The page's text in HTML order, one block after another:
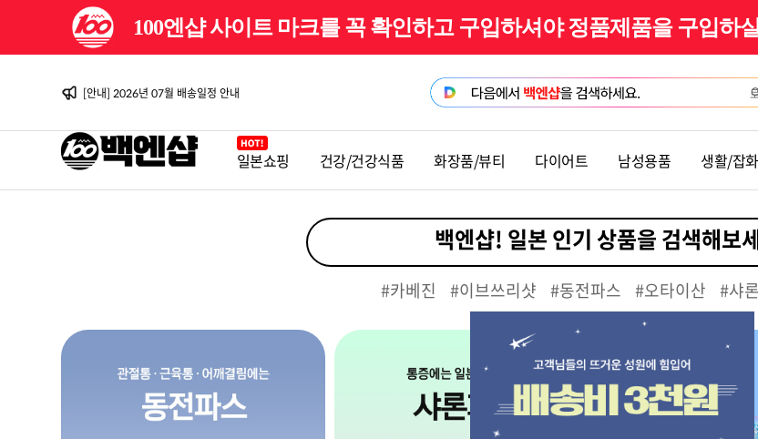
100엔샵 사이트 마크를 꼭 확인하고 구입하셔야 정품제품을 구입하
[이벤트] 백엔샵 10주년 감사제
[안내] 2026년 08월 배송일정 안내
[안내] 2026년 07월 배송일정 안내
[이벤트] 백엔샵 10주년 감사제
[안내] 2026년 08월 배송일정 안내
[이벤트] 백엔샵 10주년 감사제 2탄일본쇼핑 건강/건강식품 화장품/뷰티 다이어트 남성용품 생활/잡화
#카베진 #이브쓰리샷 #동전파스 #오타이산 #샤